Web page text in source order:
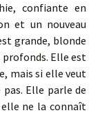
confiante en
et un nouveau
grande, blonde
profonds. Elle est
mais si elle veut
Elle parle de
ne la connaît